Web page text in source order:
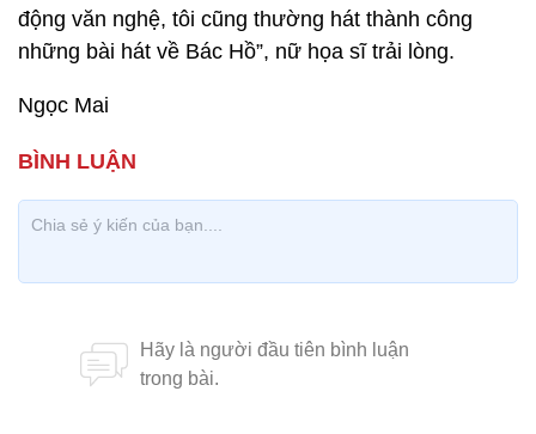
động văn nghệ, tôi cũng thường hát thành công
những bài hát về Bác Hồ”, nữ họa sĩ trải lòng.
Ngọc Mai